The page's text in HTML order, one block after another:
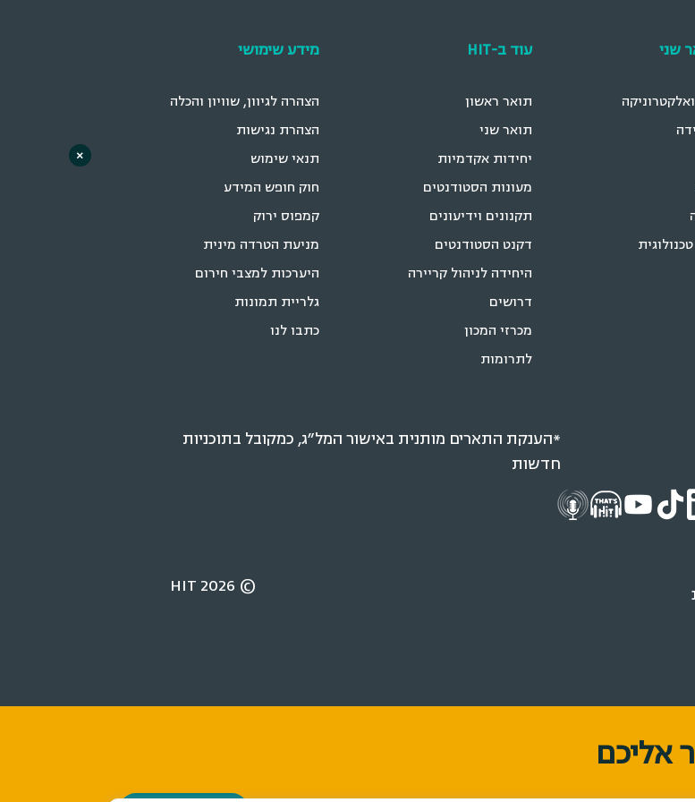
עוד ב-HIT
תואר ראשון
תואר שני
יחידות אקדמיות
מעונות הסטודנטים
תקנונים וידיעונים
דקנט הסטודנטים
היחידה לניהול קריירה
דרושים
מכרזי המכון
לתרומות
מידע שימושי
הצהרה לגיוון, שוויון והכלה
הצהרת נגישות
תנאי שימוש
חוק חופש המידע
קמפוס ירוק
מניעת הטרדה מינית
היערכות למצבי חירום
גלריית תמונות
כתבו לנו
*הענקת התארים מותנית באישור המל״ג, כמקובל בתוכניות
חדשות
© 2026 HIT
×